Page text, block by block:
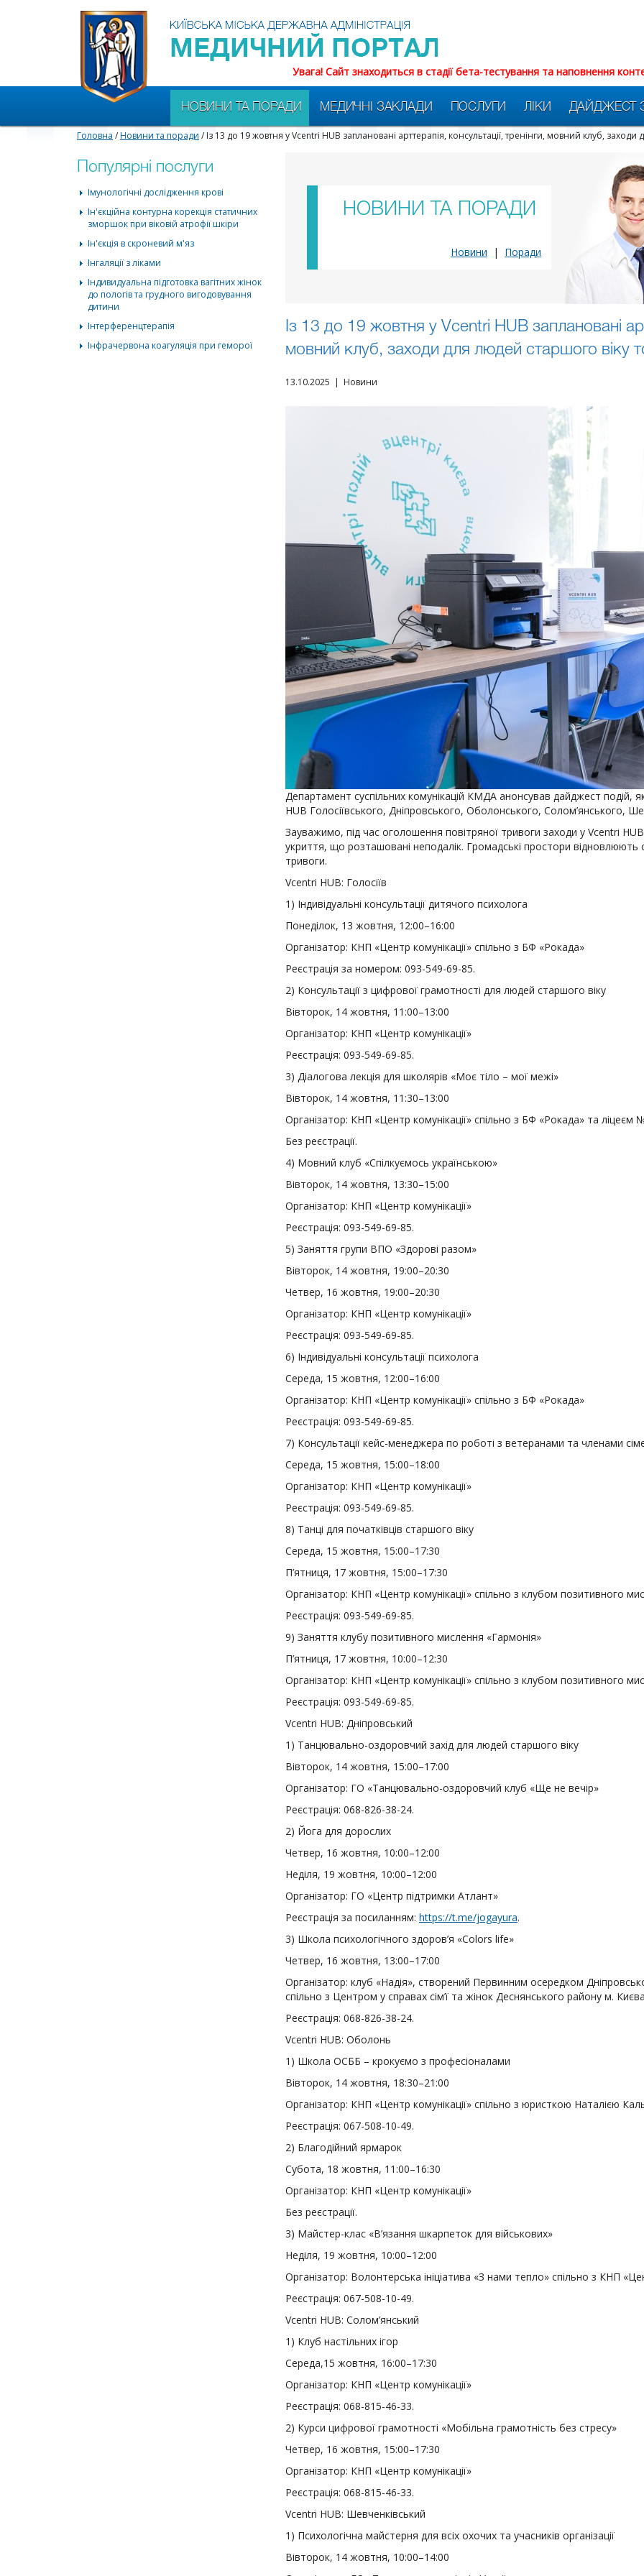
Увага! Сайт знаходиться в стадії бета-тестування та наповнення
НОВИНИ ТА ПОРАДИ МЕДИЧНІ ЗАКЛАДИ ПОСЛУГИ ЛІКИ ДАЙДЖЕСТ
Головна /Новини та поради / Із 13 до 19 жовтня у Vcentri HUB заплановані арттерапія, консультації, тренінги, мовний клуб,
Популярні послуги
Імунологічні дослідження крові
Ін'єкційна контурна корекція статичних
зморшок при віковій атрофії шкіри
Ін'єкція в скроневий м'яз
Інгаляції з ліками
Індивидуальна підготовка вагітних жінок
до пологів та грудного вигодовування
дитини
Інтерференцтерапія
Інфрачервона коагуляція при геморої
НОВИНИ ТА ПОРАДИ
Новини | Поради
Із 13 до 19 жовтня у Vcentri HUB заплановані
мовний клуб, заходи для людей старшого віку
13.10.2025 | Новини
Департамент суспільних комунікацій КМДА анонсував дайджест подій,
HUB Голосіївського, Дніпровського, Оболонського, Солом’янського,
Зауважимо, під час оголошення повітряної тривоги заходи у Vcentri
укриття, що розташовані неподалік. Громадські простори відновлюють
тривоги.
Vcentri HUB: Голосіїв
1 ) Індивідуальні консультації дитячого психолога
Понеділок, 13 жовтня, 12:00–16:00
Організатор: КНП «Центр комунікації» спільно з БФ «Рокада»
Реєстрація за номером: 093-549-69-85.
2) Консультації з цифрової грамотності для людей старшого віку
Вівторок, 14 жовтня, 11:00–13:00
Організатор: КНП «Центр комунікації»
Реєстрація: 093-549-69-85.
3) Діалогова лекція для школярів «Моє тіло – мої межі»
Вівторок, 14 жовтня, 11:30–13:00
Організатор: КНП «Центр комунікації» спільно з БФ «Рокада» та ліцеєм
Без реєстрації.
4) Мовний клуб «Спілкуємось українською»
Вівторок, 14 жовтня, 13:30–15:00
Організатор: КНП «Центр комунікації»
Реєстрація: 093-549-69-85.
5) Заняття групи ВПО «Здорові разом»
Вівторок, 14 жовтня, 19:00–20:30
Четвер, 16 жовтня, 19:00–20:30
Організатор: КНП «Центр комунікації»
Реєстрація: 093-549-69-85.
6) Індивідуальні консультації психолога
Середа, 15 жовтня, 12:00–16:00
Організатор: КНП «Центр комунікації» спільно з БФ «Рокада»
Реєстрація: 093-549-69-85.
7) Консультації кейс-менеджера по роботі з ветеранами та членами
Середа, 15 жовтня, 15:00–18:00
Організатор: КНП «Центр комунікації»
Реєстрація: 093-549-69-85.
8) Танці для початківців старшого віку
Середа, 15 жовтня, 15:00–17:30
П’ятниця, 17 жовтня, 15:00–17:30
Організатор: КНП «Центр комунікації» спільно з клубом позитивного
Реєстрація: 093-549-69-85.
9) Заняття клубу позитивного мислення «Гармонія»
П’ятниця, 17 жовтня, 10:00–12:30
Організатор: КНП «Центр комунікації» спільно з клубом позитивного
Реєстрація: 093-549-69-85.
Vcentri HUB: Дніпровський
1 ) Танцювально-оздоровчий захід для людей старшого віку
Вівторок, 14 жовтня, 15:00–17:00
Організатор: ГО «Танцювально-оздоровчий клуб «Ще не вечір»
Реєстрація: 068-826-38-24.
2) Йога для дорослих
Четвер, 16 жовтня, 10:00–12:00
Неділя, 19 жовтня, 10:00–12:00
Організатор: ГО «Центр підтримки Атлант»
Реєстрація за посиланням: https://t.me/jogayura.
3) Школа психологічного здоров’я «Colors life»
Четвер, 16 жовтня, 13:00–17:00
Організатор: клуб «Надія», створений Первинним осередком
спільно з Центром у справах сім’ї та жінок Деснянського району м.
Реєстрація: 068-826-38-24.
Vcentri HUB: Оболонь
1 ) Школа ОСББ – крокуємо з професіоналами
Вівторок, 14 жовтня, 18:30–21:00
Організатор: КНП «Центр комунікації» спільно з юристкою Наталією
Реєстрація: 067-508-10-49.
2) Благодійний ярмарок
Субота, 18 жовтня, 11:00–16:30
Організатор: КНП «Центр комунікації»
Без реєстрації.
3) Майстер-клас «В’язання шкарпеток для військових»
Неділя, 19 жовтня, 10:00–12:00
Організатор: Волонтерська ініціатива «З нами тепло» спільно з КНП
Реєстрація: 067-508-10-49.
Vcentri HUB: Солом’янський
1 ) Клуб настільних ігор
Середа,15 жовтня, 16:00–17:30
Організатор: КНП «Центр комунікації»
Реєстрація: 068-815-46-33.
2) Курси цифрової грамотності «Мобільна грамотність без стресу»
Четвер, 16 жовтня, 15:00–17:30
Організатор: КНП «Центр комунікації»
Реєстрація: 068-815-46-33.
Vcentri HUB: Шевченківський
1 ) Психологічна майстерня для всіх охочих та учасників організації
Вівторок, 14 жовтня, 10:00–14:00